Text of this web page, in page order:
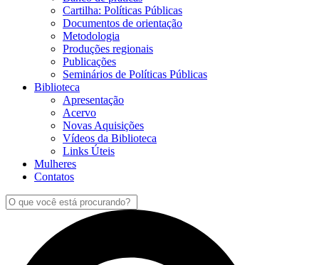
Cartilha: Políticas Públicas
Documentos de orientação
Metodologia
Produções regionais
Publicações
Seminários de Políticas Públicas
Biblioteca
Apresentação
Acervo
Novas Aquisições
Vídeos da Biblioteca
Links Úteis
Mulheres
Contatos